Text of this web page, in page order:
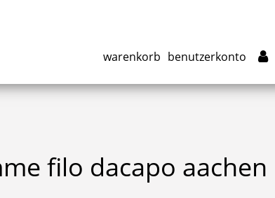
benutzerkonto
warenkorb
filo dacapo aachen